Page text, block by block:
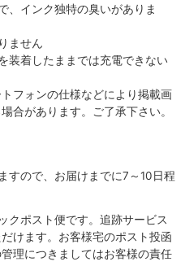
、インク独特の臭いがありま
ません
装着したままでは充電できない
フォンの仕様などにより掲載画
合があります。ご了承下さい。
すので、お届けまでに7～10日程
クポスト便です。追跡サービス
けます。お客様宅のポスト投函
理につきましてはお客様の責任